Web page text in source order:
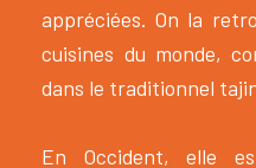
appréciées. On la
cuisines du monde,
dans le traditionnel
En Occident, elle